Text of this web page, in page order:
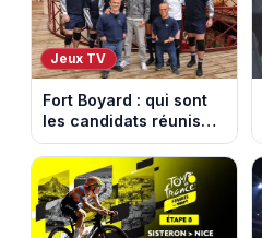
Jeux TV
Fort Boyard : qui sont
les candidats réunis
par Cyril Féraud ce
samedi 8 août 2026 ?